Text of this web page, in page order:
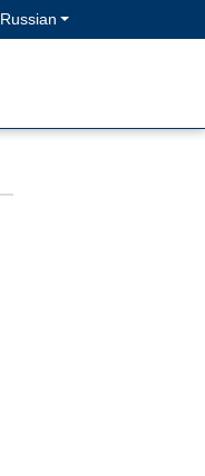
Russian